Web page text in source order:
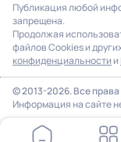
Публикация любой
запрещена.
Продолжая
файлов Cookies и
конфиденциальности и
© 2013-2026. Все
Информация на сайте